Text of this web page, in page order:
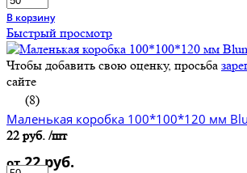
В корзину
Быстрый просмотр
Чтобы добавить свою оценку, просьба
сайте
(8)
Маленькая коробка 100*100*120 мм
22 руб. /шт
от22 руб.